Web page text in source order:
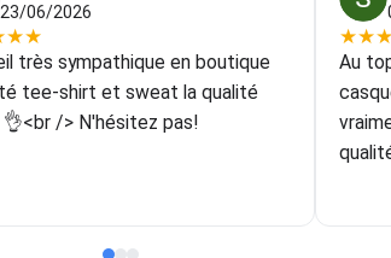
23/06/2026
★★
très sympathique en boutique
tee-shirt et sweat la qualité
/> N'hésitez pas!
★★★
Au